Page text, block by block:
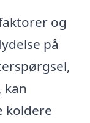
og
på
kan
koldere